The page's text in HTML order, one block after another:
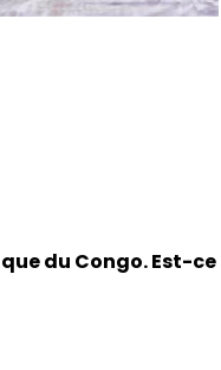
du Congo. Est-ce